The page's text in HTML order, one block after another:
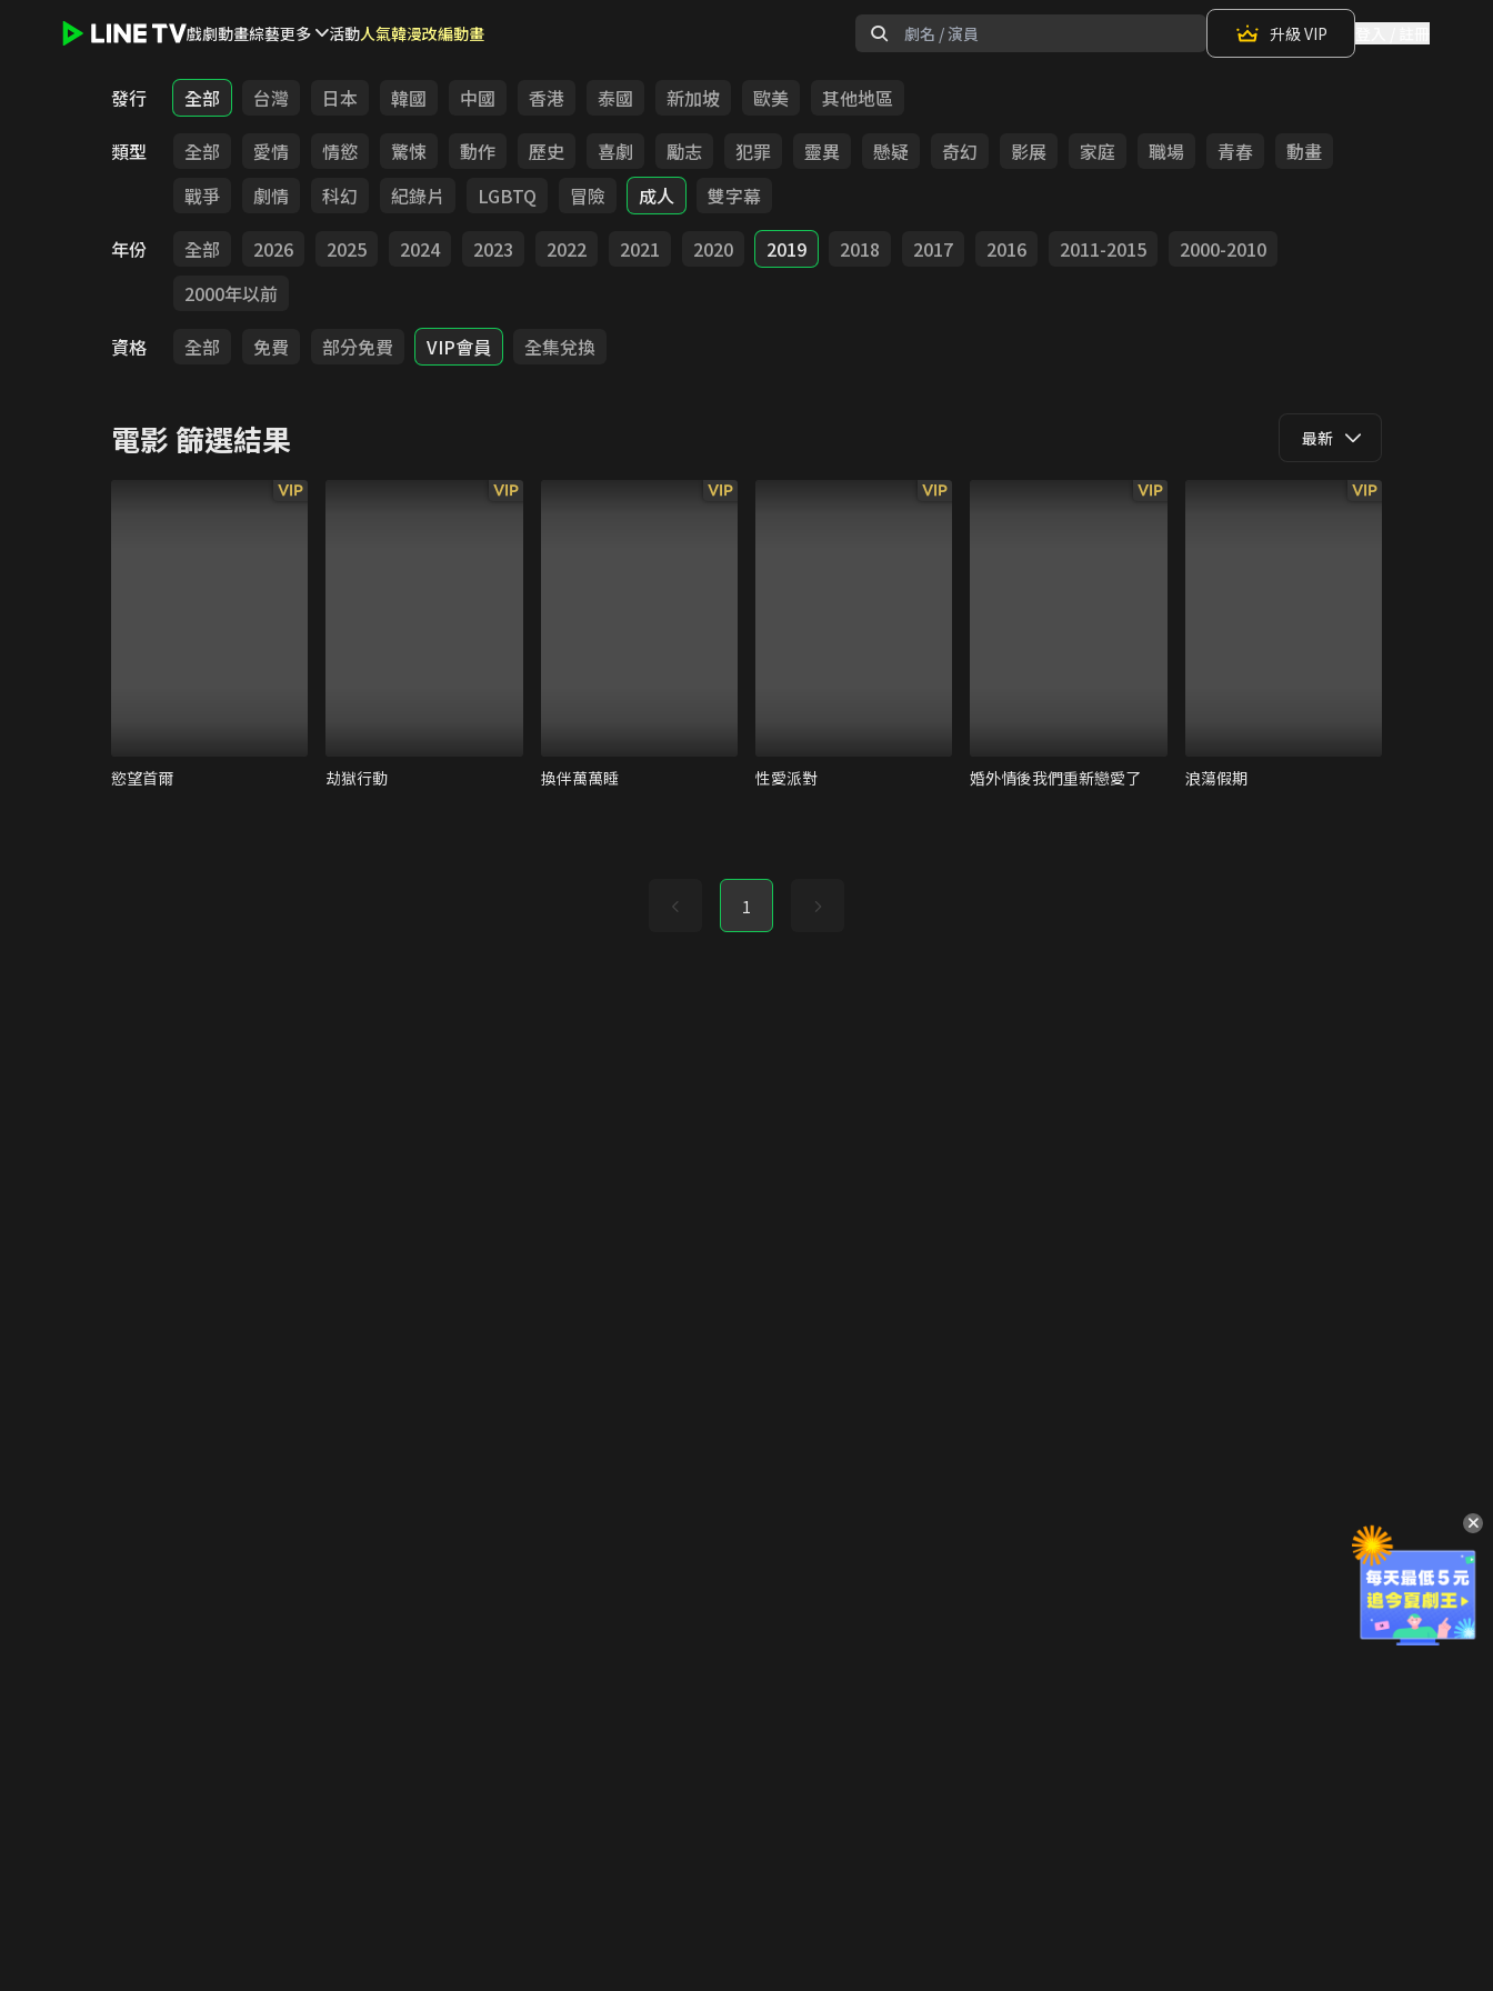
戲劇動畫綜藝更多 活動人氣韓漫改編動畫 升級 VIP
發行 全部 台灣 日本 韓國 中國 香港 泰國 新加坡 歐美
其他地區
類型
全部 愛情 情慾 驚悚 動作 歷史 喜劇 勵志 犯罪 靈異 懸疑 奇幻 影展 家庭 職場 青春
動畫
戰爭
劇情 科幻 紀錄片 LGBTQ 冒險 成人
雙字幕
年份
全部 2026 2025 2024 2023 2022 2021 2020 2019 2018 2017 2016 2011-2015
2000-2010
2000年以前
資格
全部 免費 部分免費 VIP會員 全集兌換
電影 篩選結果 最新
VIP
慾望首爾
VIP
劫獄行動
VIP
換伴萬萬睡
VIP
性愛派對
VIP
婚外情後我們重新戀愛了
VIP
浪蕩假期
1